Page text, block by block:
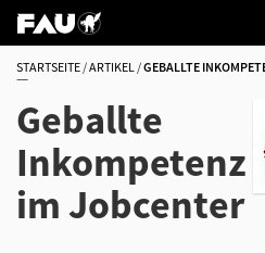
STARTSEITE ARTIKEL GEBALLTE
Geballte
Inkompetenz
im Jobcenter